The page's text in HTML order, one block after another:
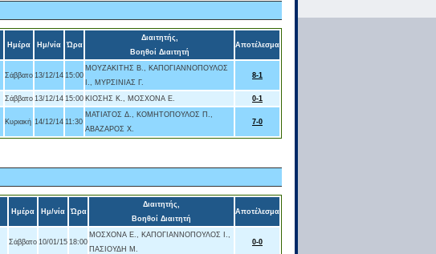
Ημέρα Ημ/νία Ώρα
Διαιτητής,
Βοηθοί Διαιτητή
Αποτέλεσμα
Σάββατο 13/12/14 15:00
ΜΟΥΖΑΚΙΤΗΣ Β., ΚΑΠΟΓΙΑΝΝΟΠΟΥΛΟΣ
Ι., ΜΥΡΣΙΝΙΑΣ Γ.
8-1
Σάββατο 13/12/14 15:00 ΚΙΟΣΗΣ Κ., ΜΟΣΧΟΝΑ Ε.
0-1
Κυριακή 14/12/14 11:30
ΜΑΤΙΑΤΟΣ Δ., ΚΟΜΗΤΟΠΟΥΛΟΣ Π.,
ΑΒΑΖΑΡΟΣ Χ.
7-0
Ημέρα Ημ/νία Ώρα
Διαιτητής,
Βοηθοί Διαιτητή
Αποτέλεσμα
Σάββατο 10/01/15 18:00
ΜΟΣΧΟΝΑ Ε., ΚΑΠΟΓΙΑΝΝΟΠΟΥΛΟΣ Ι.,
ΠΑΣΙΟΥΔΗ Μ.
0-0